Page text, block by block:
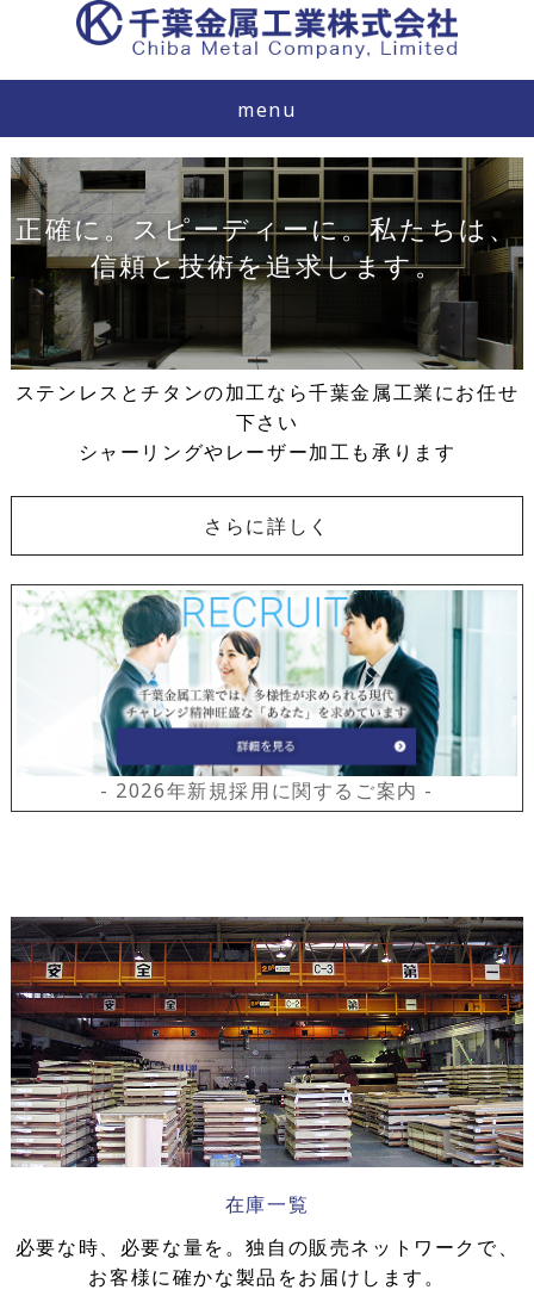
menu
正確に。スピーディーに。私たちは、
信頼と技術を追求します。
ステンレスとチタンの加工なら千葉金属工業にお任せ
下さい
シャーリングやレーザー加工も承ります
さらに詳しく
- 2026年新規採用に関するご案内 -
在庫一覧
必要な時、必要な量を。独自の販売ネットワークで、
お客様に確かな製品をお届けします。